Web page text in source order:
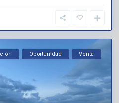
Oportunidad Venta